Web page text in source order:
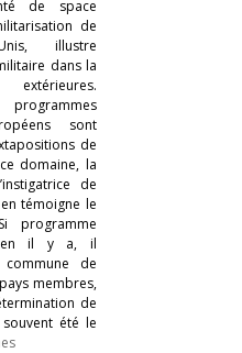
de space
de
illustre
dans la
extérieures.
sont
de
domaine, la
de
témoigne le
programme
il y a, il
de
membres,
de
été le